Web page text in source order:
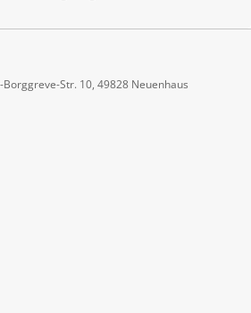
Str. 10, 49828 Neuenhaus